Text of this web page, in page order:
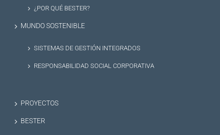
¿POR QUÉ BESTER?
MUNDO SOSTENIBLE
SISTEMAS DE GESTIÓN INTEGRADOS
RESPONSABILIDAD SOCIAL CORPORATIVA
PROYECTOS
BESTER